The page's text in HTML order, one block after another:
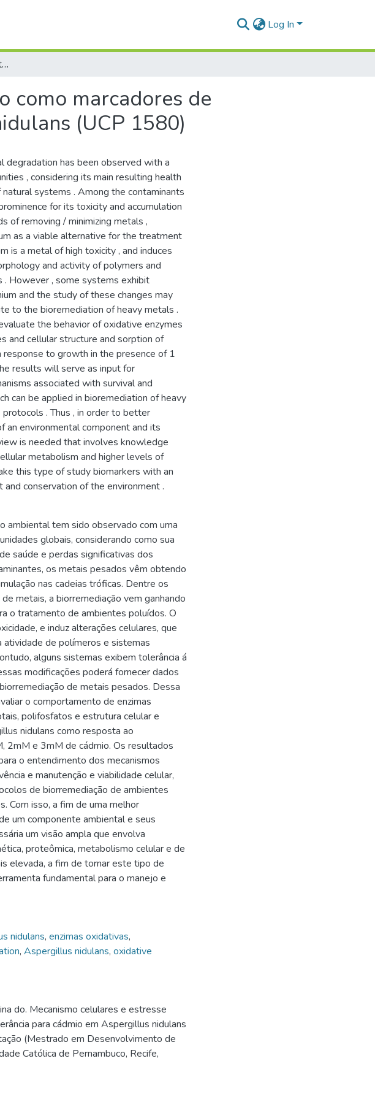
Log In
Mecanismo celulares e estresse oxidativo como marcadores de tolerância para cádmio em Aspergillus nidulans (UCP 1580)
como marcadores de
(UCP 1580)
degradation has been observed with a
, considering its main resulting health
systems . Among the contaminants
for its toxicity and accumulation
of removing / minimizing metals ,
as a viable alternative for the treatment
is a metal of high toxicity , and induces
and activity of polymers and
However , some systems exhibit
and the study of these changes may
to the bioremediation of heavy metals .
the behavior of oxidative enzymes
and cellular structure and sorption of
response to growth in the presence of 1
results will serve as input for
associated with survival and
can be applied in bioremediation of heavy
. Thus , in order to better
environmental component and its
is needed that involves knowledge
metabolism and higher levels of
this type of study biomarkers with an
conservation of the environment .
ambiental tem sido observado com uma
globais, considerando como sua
saúde e perdas significativas dos
os metais pesados vêm obtendo
nas cadeias tróficas. Dentre os
metais, a biorremediação vem ganhando
o tratamento de ambientes poluídos. O
e induz alterações celulares, que
atividade de polímeros e sistemas
alguns sistemas exibem tolerância á
modificações poderá fornecer dados
de metais pesados. Dessa
o comportamento de enzimas
polifosfatos e estrutura celular e
nidulans como resposta ao
2mM e 3mM de cádmio. Os resultados
o entendimento dos mecanismos
e manutenção e viabilidade celular,
de biorremediação de ambientes
Com isso, a fim de uma melhor
um componente ambiental e seus
um visão ampla que envolva
proteômica, metabolismo celular e de
elevada, a fim de tornar este tipo de
fundamental para o manejo e
nidulans, enzimas oxidativas,
, Aspergillus nidulans, oxidative
do. Mecanismo celulares e estresse
para cádmio em Aspergillus nidulans
(Mestrado em Desenvolvimento de
Católica de Pernambuco, Recife,